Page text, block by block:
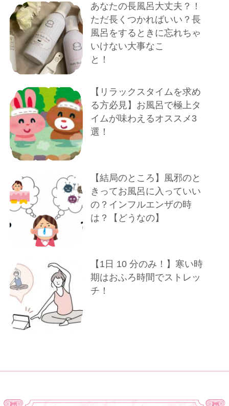
あなたの長風呂大丈夫？！
ただ長くつかればいい？長
風呂をするときに忘れちゃ
いけない大事なこ
と！
【リラックスタイムを求め
る方必見】お風呂で極上タ
イムが味わえるオススメ3
選！
【結局のところ】風邪のと
きってお風呂に入っていい
の？インフルエンザの時
は？【どうなの】
【1⽇ 10 分のみ！】寒い時
期はおふろ時間でストレッ
チ！